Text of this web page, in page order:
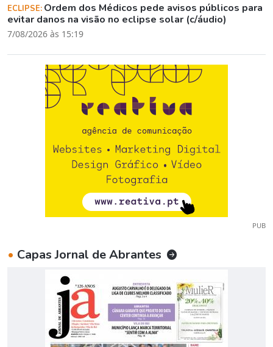
ECLIPSE: Ordem dos Médicos pede avisos públicos para
evitar danos na visão no eclipse solar (c/áudio)
7/08/2026 às 15:19
PUB
• Capas Jornal de Abrantes